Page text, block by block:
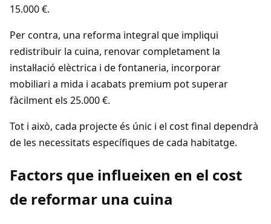
15.000 €.
Per contra, una reforma integral que impliqui
redistribuir la cuina, renovar completament la
instal·lació elèctrica i de fontaneria, incorporar
mobiliari a mida i acabats premium pot superar
fàcilment els 25.000 €.
Tot i això, cada projecte és únic i el cost final dependrà
de les necessitats específiques de cada habitatge.
Factors que influeixen en el cost
de reformar una cuina